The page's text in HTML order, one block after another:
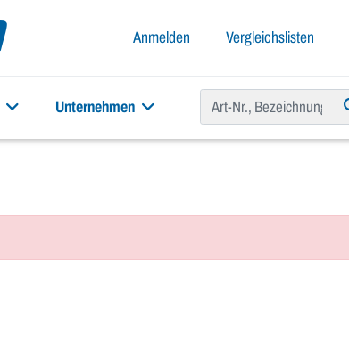
Anmelden Vergleichslisten
Unternehmen